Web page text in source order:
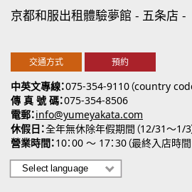
中英文專線 075-354-9110（country
傳 真 號 碼 075-354-8506
電郵 info@yumeyakata.com
休假日 全年無休除年假期間（12/31～1/3
營業時間 10：00 ～ 17：30（最終入店時間
京都和服出租體驗夢館 五条店
交通方式 預約